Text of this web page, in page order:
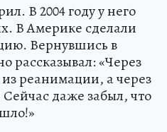
В 2004 году у него
В Америке сделали
Вернувшись в
рассказывал: «Через
реанимации, а через
даже забыл, что